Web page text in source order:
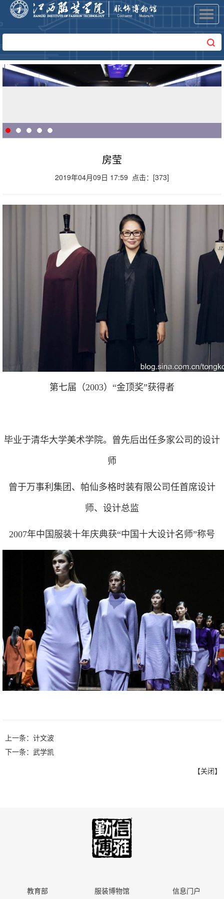
房莹
2019年04月09日 17:59 点击：[373]
第七届（2003）“金顶奖”获得者
毕业于清华大学美术学院。曾先后出任多家公司的设计
师
曾于万事利集团、帕仙多格时装有限公司任首席设计
师、设计总监
2007年中国服装十年庆典获“中国十大设计名师”称号
上一条： 计文波
下一条： 武学凯
【关闭】
教育部 服装博物馆 信息门户